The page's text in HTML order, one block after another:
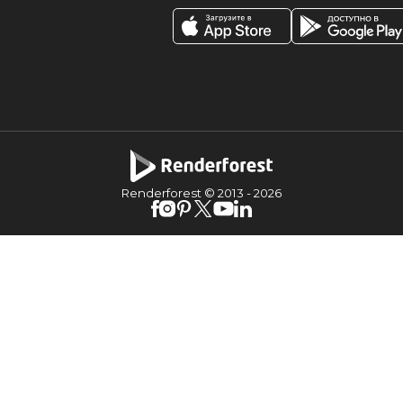
Renderforest © 2013 -2026